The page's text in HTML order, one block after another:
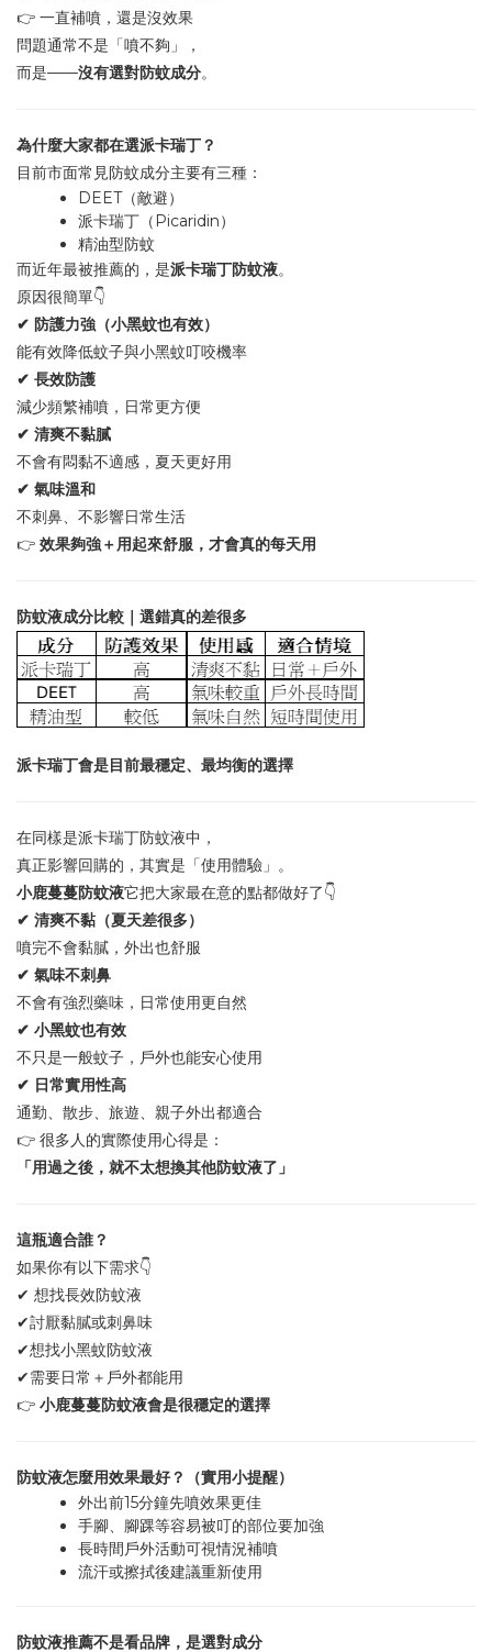
👉 一直補噴，還是沒效果
問題通常不是「噴不夠」，
而是——沒有選對防蚊成分。
為什麼大家都在選派卡瑞丁？
目前市面常見防蚊成分主要有三種：
DEET （敵避）
派卡瑞丁（ Picaridin ）
精油型防蚊
而近年最被推薦的，是派卡瑞丁防蚊液。
原因很簡單👇
✔ 防護力強（小黑蚊也有效）
能有效降低蚊子與小黑蚊叮咬機率
✔ 長效防護
減少頻繁補噴，日常更方便
✔ 清爽不黏膩
不會有悶黏不適感，夏天更好用
✔ 氣味溫和
不刺鼻、不影響日常生活
👉 效果夠強＋用起來舒服，才會真的每天用
防蚊液成分比較｜選錯真的差很多
派卡瑞丁會是目前最穩定、最均衡的選擇
在同樣是派卡瑞丁防蚊液中，
真正影響回購的，其實是「使用體驗」。
小鹿蔓蔓防蚊液它把大家最在意的點都做好了 👇
✔ 清爽不黏（夏天差很多）
噴完不會黏膩，外出也舒服
✔ 氣味不刺鼻
不會有強烈藥味，日常使用更自然
✔ 小黑蚊也有效
不只是一般蚊子，戶外也能安心使用
✔ 日常實用性高
通勤、散步、旅遊、親子外出都適合
👉 很多人的實際使用心得是：
「用過之後，就不太想換其他防蚊液了」
這瓶適合誰？
如果你有以下需求👇
✔ 想找長效防蚊液
✔討厭黏膩或刺鼻味
✔想找小黑蚊防蚊液
✔ 需要日常＋戶外都能用
👉 小鹿蔓蔓防蚊液會是很穩定的選擇
防蚊液怎麼用效果最好？（實用小提醒）
外出前15分鐘先噴效果更佳
手腳、腳踝等容易被叮的部位要加強
長時間戶外活動可視情況補噴
流汗或擦拭後建議重新使用
防蚊液推薦不是看品牌，是選對成分